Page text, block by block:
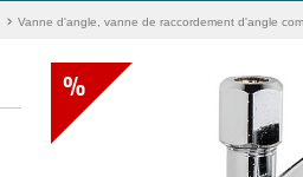
Vanne d'angle, vanne de raccordement d'angle
%